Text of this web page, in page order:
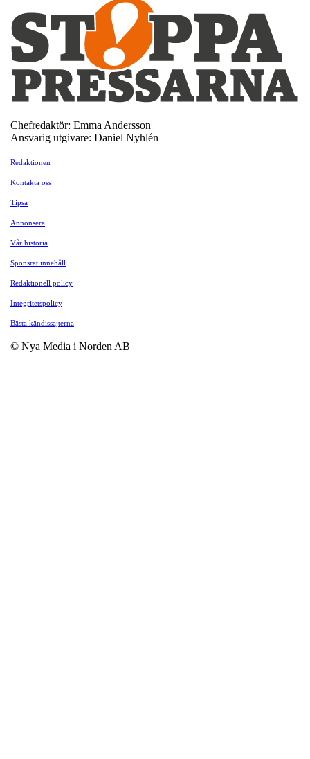
Chefredaktör: Emma Andersson
Ansvarig utgivare: Daniel Nyhlén
Redaktionen
Kontakta oss
Tipsa
Annonsera
Vår historia
Sponsrat innehåll
Redaktionell policy
Integritetspolicy
Bästa kändissajterna
© Nya Media i Norden AB